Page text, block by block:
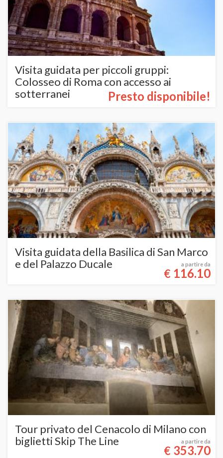
Visita guidata per piccoli gruppi:
Colosseo di Roma con accesso ai
sotterranei
Presto disponibile!
Visita guidata della Basilica di San Marco
e del Palazzo Ducale
a partire da
€ 116.10
Tour privato del Cenacolo di Milano con
biglietti Skip The Line
a partire da
€ 353.70